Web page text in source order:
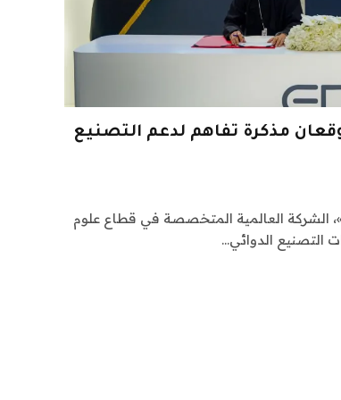
مذكرة تفاهم لدعم التصنيع
الشركة العالمية المتخصصة في قطاع علوم
التصنيع الدوائي…